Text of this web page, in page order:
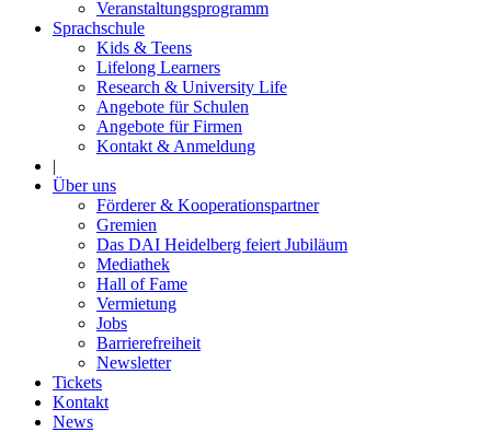
Veranstaltungsprogramm
Sprachschule
Kids & Teens
Lifelong Learners
Research & University Life
Angebote für Schulen
Angebote für Firmen
Kontakt & Anmeldung
|
Über uns
Förderer & Kooperationspartner
Gremien
Das DAI Heidelberg feiert Jubiläum
Mediathek
Hall of Fame
Vermietung
Jobs
Barrierefreiheit
Newsletter
Tickets
Kontakt
News